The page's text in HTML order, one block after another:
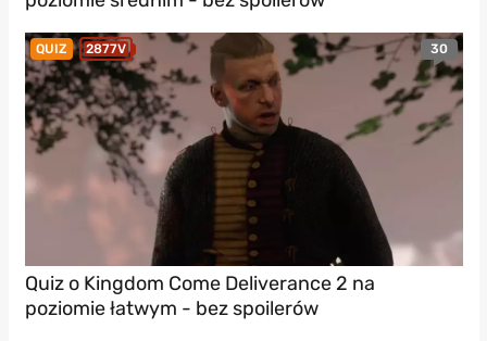
QUIZ 2877V 30
Quiz o Kingdom Come Deliverance 2 na
poziomie łatwym - bez spoilerów